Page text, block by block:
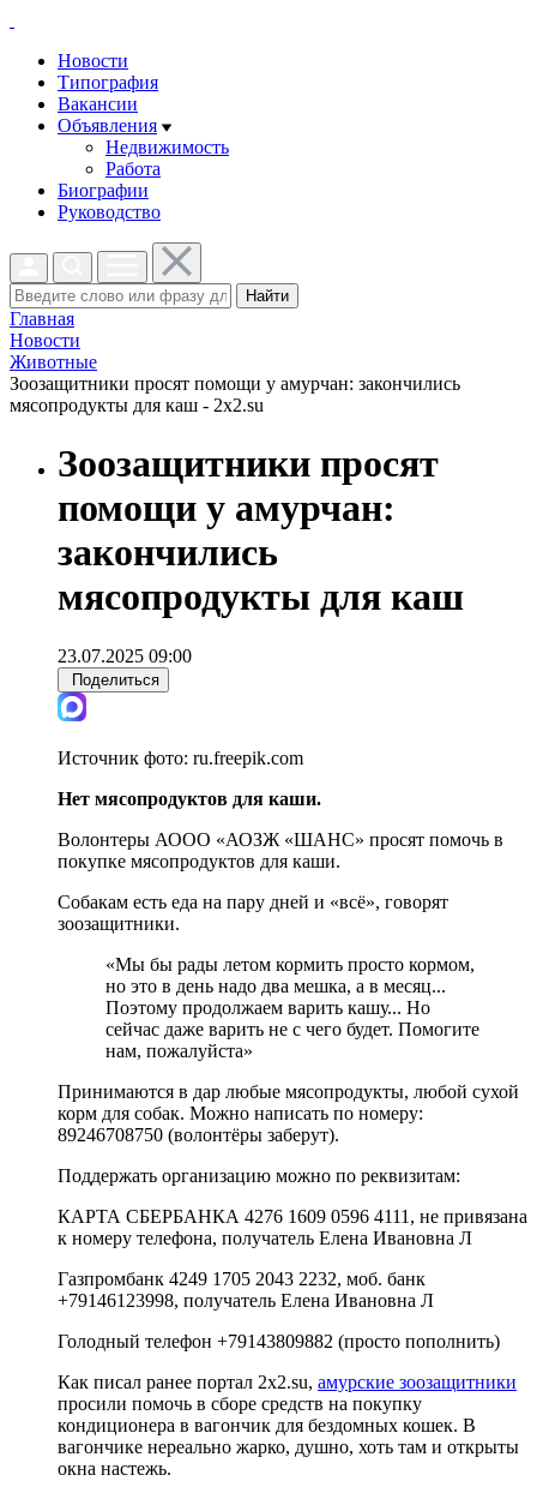
Новости
Типография
Вакансии
Объявления
Недвижимость
Работа
Биографии
Руководство
Найти
Главная
Новости
Животные
Зоозащитники просят помощи у амурчан: закончились
мясопродукты для каш - 2x2.su
Зоозащитники просят
помощи у амурчан:
закончились
мясопродукты для каш
23.07.2025 09:00
Поделиться
Источник фото: ru.freepik.com
Нет мясопродуктов для каши.
Волонтеры АООО «АОЗЖ «ШАНС» просят помочь в
покупке мясопродуктов для каши.
Собакам есть еда на пару дней и «всё», говорят
зоозащитники.
«Мы бы рады летом кормить просто кормом,
но это в день надо два мешка, а в месяц...
Поэтому продолжаем варить кашу... Но
сейчас даже варить не с чего будет. Помогите
нам, пожалуйста»
Принимаются в дар любые мясопродукты, любой сухой
корм для собак. Можно написать по номеру:
89246708750 (волонтёры заберут).
Поддержать организацию можно по реквизитам:
КАРТА СБЕРБАНКА 4276 1609 0596 4111, не привязана
к номеру телефона, получатель Елена Ивановна Л
Газпромбанк 4249 1705 2043 2232, моб. банк
+79146123998, получатель Елена Ивановна Л
Голодный телефон +79143809882 (просто пополнить)
Как писал ранее портал 2х2.su, амурские зоозащитники
просили помочь в сборе средств на покупку
кондиционера в вагончик для бездомных кошек. В
вагончике нереально жарко, душно, хоть там и открыты
окна настежь.